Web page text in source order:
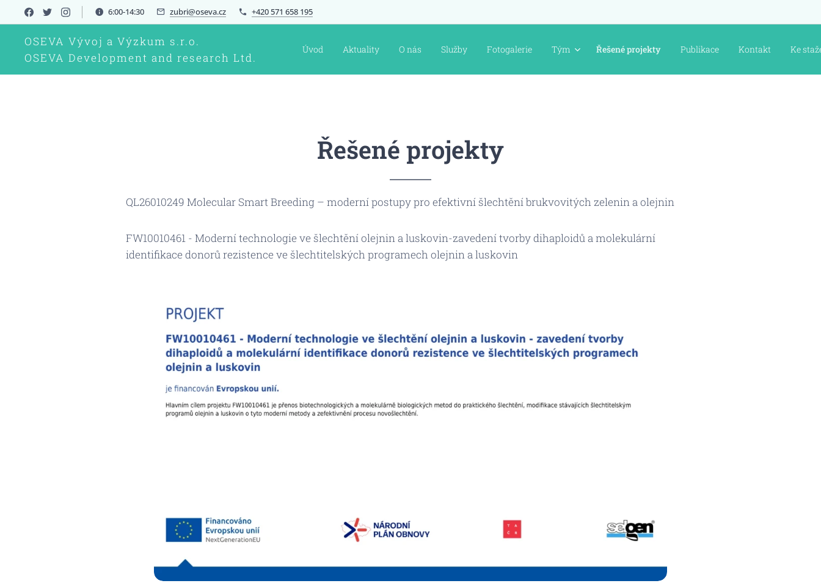
6:00-14:30 zubri@oseva.cz +420 571 658 195
OSEVA Vývoj a Výzkum s.r.o.
OSEVA Development and research Ltd.
Úvod Aktuality O nás Služby Fotogalerie Tým Řešené projekty Publikace Kontakt Ke
Řešené projekty
QL26010249 Molecular Smart Breeding – moderní postupy pro efektivní šlechtění brukvovitých zelenin a olejnin
FW10010461 - Moderní technologie ve šlechtění olejnin a luskovin-zavedení tvorby dihaploidů a molekulární
identifikace donorů rezistence ve šlechtitelských programech olejnin a luskovin